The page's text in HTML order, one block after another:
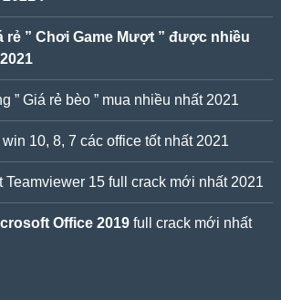
rẻ ” Chơi Game Mượt ” được nhiều
” Giá rẻ bèo ” mua nhiều nhất 2021
10, 8, 7 các office tốt nhất 2021
15 full crack mới nhất 2021
Office 2019full crack mới nhất